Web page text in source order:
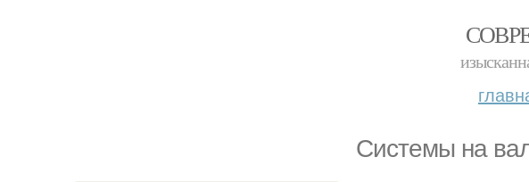
Системы на